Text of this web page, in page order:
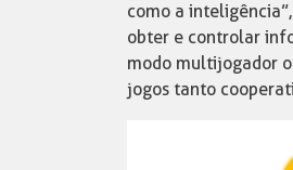
como a
obter e controlar
modo multijogador
jogos tanto